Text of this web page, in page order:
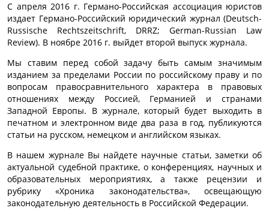
С апреля 2016 г. Германо-Российская ассоциация юристов
издает Германо-Российский юридический журнал (Deutsch-
Russische Rechtszeitschrift, DRRZ; German-Russian Law
Review). В ноябре 2016 г. выйдет второй выпуск журнала.
Мы ставим перед собой задачу быть самым значимым
изданием за пределами России по российскому праву и по
вопросам правосравнительного характера в правовых
отношениях между Россией, Германией и странами
Западной Европы. В журнале, который будет выходить в
печатном и электронном виде два раза в год, публикуются
статьи на русском, немецком и английском языках.
В нашем журнале Вы найдете научные статьи, заметки об
актуальной судебной практике, о конференциях, научных и
образовательных мероприятиях, а также рецензии и
рубрику «Хроника законодательства», освещающую
законодательную деятельность в Российской Федерации.